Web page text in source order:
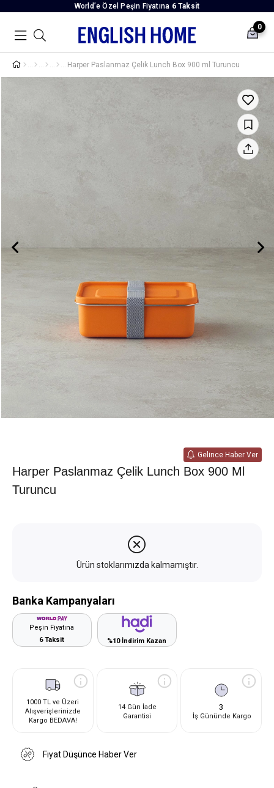
World’e Özel Peşin Fiyatına 6 Taksit
0
Harper Paslanmaz Çelik Lunch Box 900 ml Turuncu
Gelince Haber Ver
Harper Paslanmaz Çelik Lunch Box 900 Ml
Turuncu
Ürün stoklarımızda kalmamıştır.
Banka Kampanyaları
Peşin Fiyatına
6 Taksit
%10 İndirim Kazan
1000 TL ve Üzeri
Alışverişlerinizde
Kargo BEDAVA!
14 Gün İade
Garantisi
3
İş Gününde Kargo
Fiyat Düşünce Haber Ver